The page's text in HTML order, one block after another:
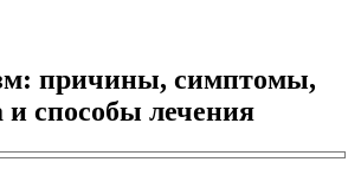
причины, симптомы,
и способы лечения